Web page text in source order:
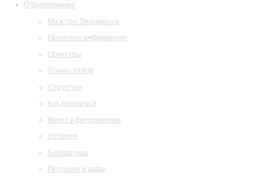
О филармонии
Маэстро Темирканов
Правовая информация
Оркестры
Планы залов
Структура
Как добраться
Визит в филармонию
История
Библиотека
Ресторан и кафе